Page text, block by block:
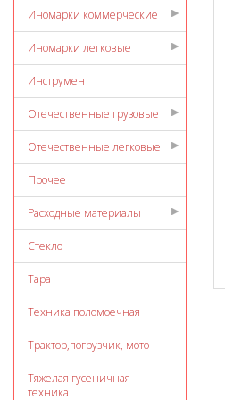
Иномарки коммерческие
Иномарки легковые
Инструмент
Отечественные грузовые
Отечественные легковые
Прочее
Расходные материалы
Стекло
Тара
Техника поломоечная
Трактор,погрузчик, мото
Тяжелая гусеничная
техника